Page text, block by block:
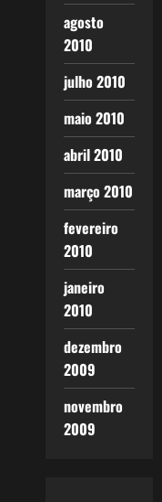
agosto
2010
julho 2010
maio 2010
abril 2010
março 2010
fevereiro
2010
janeiro
2010
dezembro
2009
novembro
2009